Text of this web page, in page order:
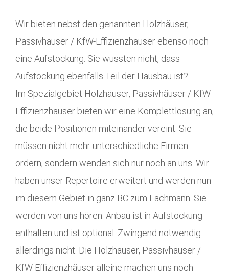
Wir bieten nebst den genannten Holzhäuser,
Passivhäuser / KfW-Effizienzhäuser ebenso noch
eine Aufstockung. Sie wussten nicht, dass
Aufstockung ebenfalls Teil der Hausbau ist?
Im Spezialgebiet Holzhäuser, Passivhäuser / KfW-
Effizienzhäuser bieten wir eine Komplettlösung an,
die beide Positionen miteinander vereint. Sie
müssen nicht mehr unterschiedliche Firmen
ordern, sondern wenden sich nur noch an uns. Wir
haben unser Repertoire erweitert und werden nun
im diesem Gebiet in ganz BC zum Fachmann. Sie
werden von uns hören. Anbau ist in Aufstockung
enthalten und ist optional. Zwingend notwendig
allerdings nicht. Die Holzhäuser, Passivhäuser /
KfW-Effizienzhäuser alleine machen uns noch